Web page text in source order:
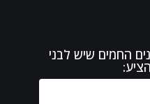
החמים שיש לבני